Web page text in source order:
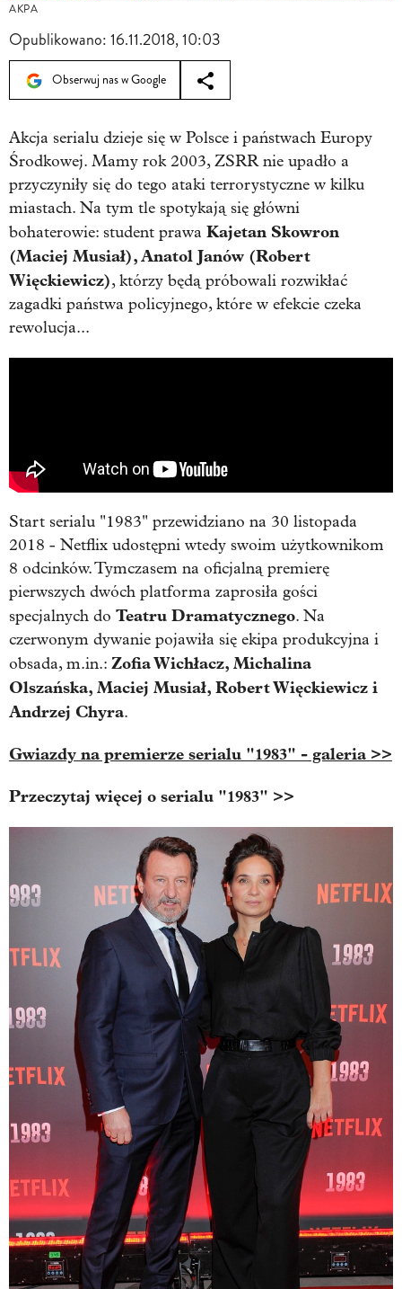
AKPA
Opublikowano:16.11.2018, 10:03
Obserwuj nas w Google
Akcja serialu dzieje się w Polsce i państwach Europy
Środkowej. Mamy rok 2003, ZSRR nie upadło a
przyczyniły się do tego ataki terrorystyczne w kilku
miastach. Na tym tle spotykają się główni
bohaterowie: student prawa Kajetan Skowron
(Maciej Musiał), Anatol Janów (Robert
Więckiewicz), którzy będą próbowali rozwikłać
zagadki państwa policyjnego, które w efekcie czeka
rewolucja...
Start serialu "1983" przewidziano na 30 listopada
2018 - Netflix udostępni wtedy swoim użytkownikom
8 odcinków. Tymczasem na oficjalną premierę
pierwszych dwóch platforma zaprosiła gości
specjalnych do Teatru Dramatycznego. Na
czerwonym dywanie pojawiła się ekipa produkcyjna i
obsada, m.in.: Zofia Wichłacz, Michalina
Olszańska, Maciej Musiał, Robert Więckiewicz i
Andrzej Chyra.
Gwiazdy na premierze serialu "1983" - galeria >>
Przeczytaj więcej o serialu "1983" >>